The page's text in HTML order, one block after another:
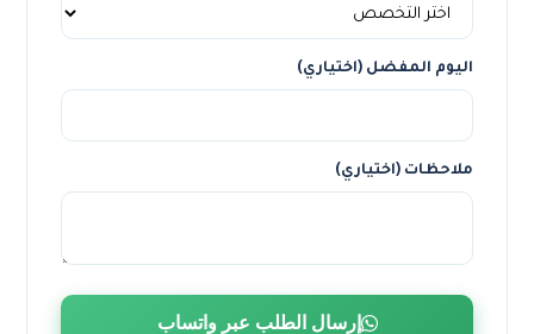
اليوم المفضل (اختياري)
ملاحظات (اختياري)
إرسال الطلب عبر واتساب